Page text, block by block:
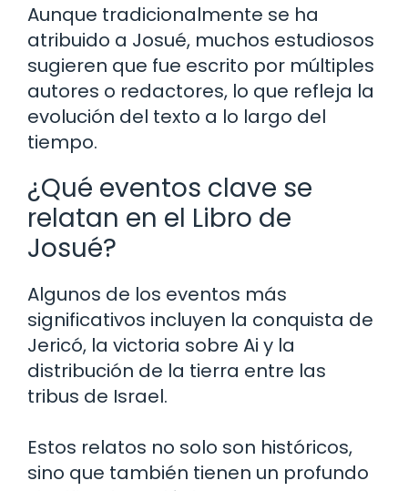
Aunque tradicionalmente se ha
atribuido a Josué, muchos estudiosos
sugieren que fue escrito por múltiples
autores o redactores, lo que refleja la
evolución del texto a lo largo del
tiempo.
¿Qué eventos clave se
relatan en el Libro de
Josué?
Algunos de los eventos más
significativos incluyen la conquista de
Jericó, la victoria sobre Ai y la
distribución de la tierra entre las
tribus de Israel.
Estos relatos no solo son históricos,
sino que también tienen un profundo